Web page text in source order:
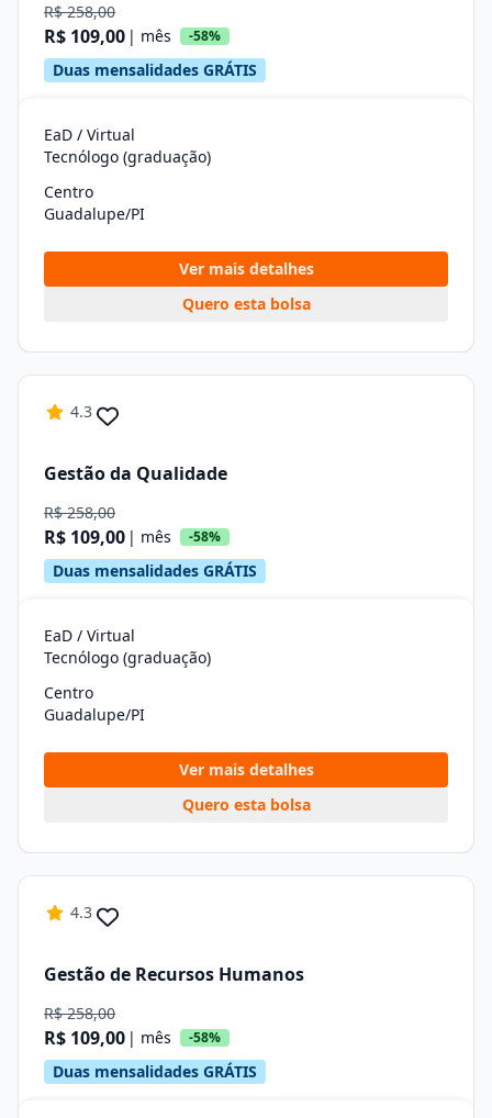
R$ 258,00
R$ 109,00 | mês -58%
Duas mensalidades GRÁTIS
EaD / Virtual
Tecnólogo (graduação)
Centro
Guadalupe/PI
Ver mais detalhes
Quero esta bolsa
4.3
Gestão da Qualidade
R$ 258,00
R$ 109,00 | mês -58%
Duas mensalidades GRÁTIS
EaD / Virtual
Tecnólogo (graduação)
Centro
Guadalupe/PI
Ver mais detalhes
Quero esta bolsa
4.3
Gestão de Recursos Humanos
R$ 258,00
R$ 109,00 | mês -58%
Duas mensalidades GRÁTIS